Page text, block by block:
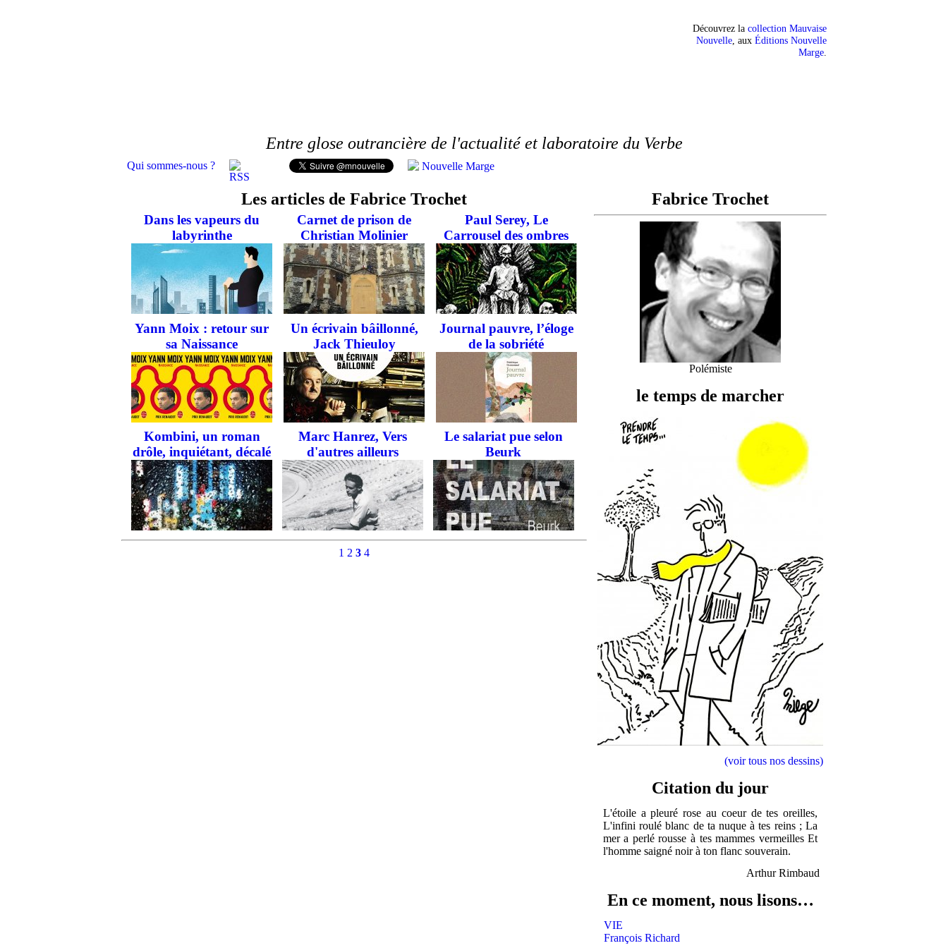
Découvrez la collection Mauvaise
Nouvelle , aux Éditions Nouvelle
Marge
Entre glose outrancière de l'actualité et laboratoire du Verbe
Qui sommes-nous ? Nouvelle Marge
Les articles de Fabrice Trochet
Dans les vapeurs du
labyrinthe
Carnet de prison de
Christian Molinier
Paul Serey, Le
Carrousel des ombres
Yann Moix : retour sur
sa Naissance
Un écrivain bâillonné,
Jack Thieuloy
Journal pauvre, l’éloge
de la sobriété
Kombini, un roman
drôle, inquiétant, décalé
Marc Hanrez, Vers
d'autres ailleurs
Le salariat pue selon
Beurk
1 2 3 4
Fabrice Trochet
Polémiste
le temps de marcher
(voir tous nos dessins)
Citation du jour
L'étoile a pleuré rose au coeur de tes oreilles,
L'infini roulé blanc de ta nuque à tes reins ; La
mer a perlé rousse à tes mammes vermeilles Et
l'homme saigné noir à ton flanc souverain.
Arthur Rimbaud
En ce moment, nous lisons…
VIE
François Richard